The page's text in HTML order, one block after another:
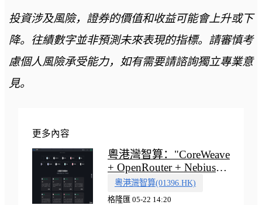
投資涉及風險，證券的價值和收益可能會上升或下
降。往績數字並非預測未來表現的指標。請審慎考
慮個人風險承受能力，如有需要請諮詢獨立專業意
見。
更多內容
粵港灣智算："CoreWeave
+ OpenRouter + Nebius"
多向融合的中國智算新範
式
粵港灣智算(01396.HK)
格隆匯 05-22 14:20